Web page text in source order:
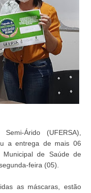
Árido (UFERSA),
a entrega de mais 06
de Saúde de
feira (05).
as máscaras, estão